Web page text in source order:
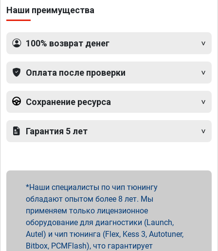
Наши преимущества
100% возврат денег
Оплата после проверки
Сохранение ресурса
Гарантия 5 лет
Наши специалисты по чип тюнингу
обладают опытом более 8 лет. Мы
применяем только лицензионное
оборудование для диагностики (Launch,
Autel) и чип тюнинга (Flex, Kess 3, Autotuner,
Bitbox, PCMFlash), что гарантирует